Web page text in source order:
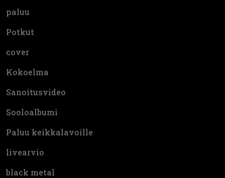
paluu
Potkut
cover
Kokoelma
Sanoitusvideo
Sooloalbumi
Paluu keikkalavoille
livearvio
black metal